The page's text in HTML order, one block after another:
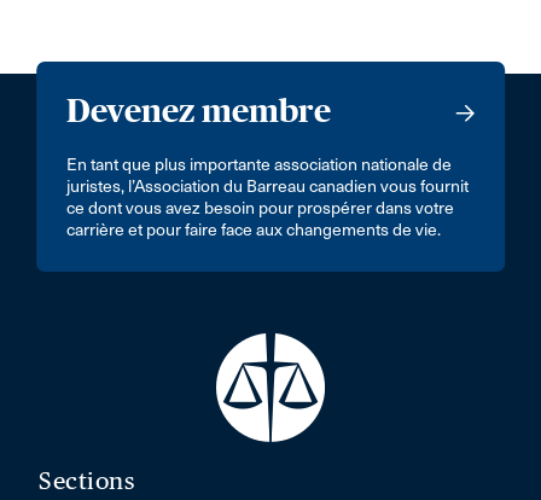
Devenez membre
En tant que plus importante association nationale de
juristes, l’Association du Barreau canadien vous fournit
ce dont vous avez besoin pour prospérer dans votre
carrière et pour faire face aux changements de vie.
Sections